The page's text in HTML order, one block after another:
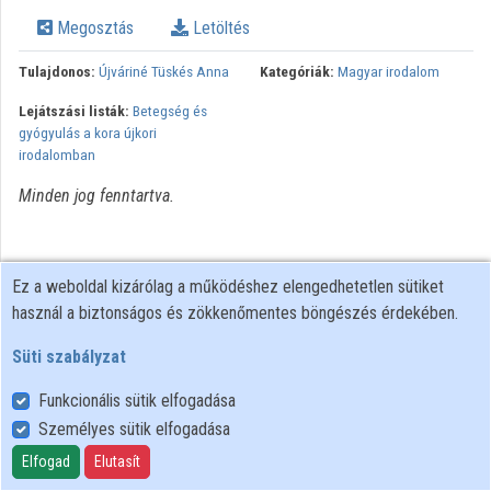
Közreműködők
Megosztás Letöltés
Tulajdonos: Újváriné Tüskés Anna Kategóriák: Magyar irodalom
Lejátszási listák: Betegség és
gyógyulás a kora újkori
irodalomban
Minden jog fenntartva.
Felhasználói szabályzat
Adatkezelési tájékoztató
Süti szabályzat
Ez a weboldal kizárólag a működéshez elengedhetetlen sütiket
használ a biztonságos és zökkenőmentes böngészés érdekében.
Süti szabályzat
Funkcionális sütik elfogadása
Személyes sütik elfogadása
Elfogad Elutasít